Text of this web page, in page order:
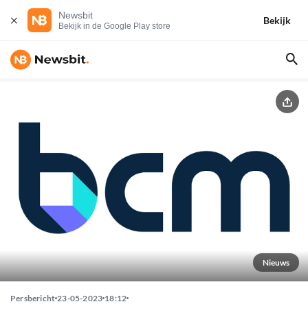
Newsbit
Bekijk in de Google Play store
Bekijk
Nieuws
Persbericht 23-05-2023 18:12